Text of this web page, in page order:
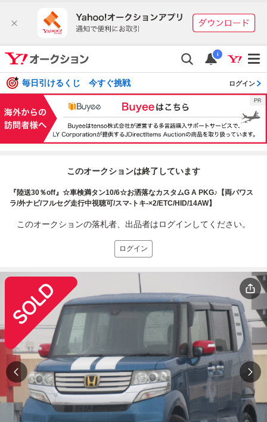
i
毎日引けるくじ 今すぐ挑戦 ログイン
このオークションは終了しています
『陸送30％off』☆車検満タン10/6☆お洒落なカスタムG A PKG♪【両パワス
ラ/外ナビ/フルセグ走行中視聴可/スマ-トキ-×2/ETC/HID/14AW】
このオークションの落札者、出品者はログインしてください。
ログイン